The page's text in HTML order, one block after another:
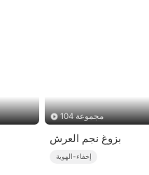
104 مجموعة
بزوغ نجم العرش
إخفاء-الهوية